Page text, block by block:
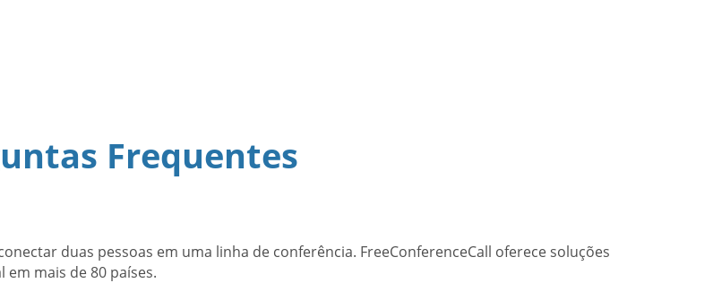
Frequentes
duas pessoas em uma linha de conferência. FreeConferenceCall oferece soluções
mais de 80 países.